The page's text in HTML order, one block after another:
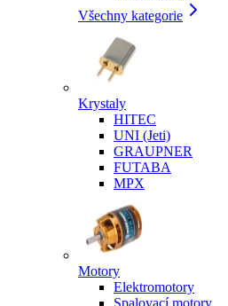
Všechny kategorie
Krystaly
HITEC
UNI (Jeti)
GRAUPNER
FUTABA
MPX
Motory
Elektromotory